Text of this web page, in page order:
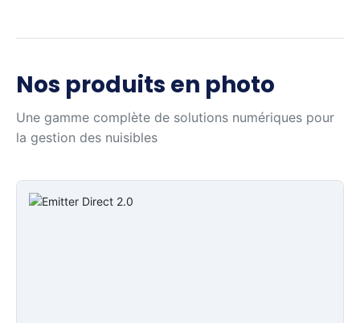
Nos produits en photo
Une gamme complète de solutions numériques pour
la gestion des nuisibles